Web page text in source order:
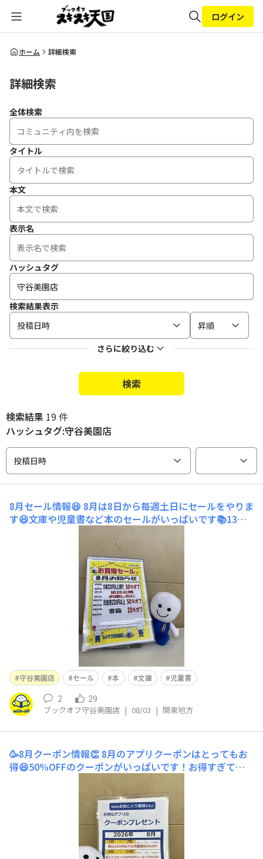
全体検索
ログイン
ホーム 詳細検索
詳細検索
全体検索
タイトル
本文
表示名
ハッシュタグ
検索結果表示
投稿日時
昇順
さらに絞り込む
検索
検索結果 19 件
ハッシュタグ:守谷美園店
投稿日時
8月セール情報😆 8月は8日から毎週土日にセールをやりま
す😆文庫や児童書など本のセールがいっぱいです📚13
すご来店お待ちしてます😊
守谷美園店 セール 本 文庫 児童書
2 29
ブックオフ守谷美園店 | 08/03 | 関東地方
🥳8月クーポン情報👏 8月のアプリクーポンはとってもお
得😆50%OFFのクーポンがいっぱいです！お得すぎてよ